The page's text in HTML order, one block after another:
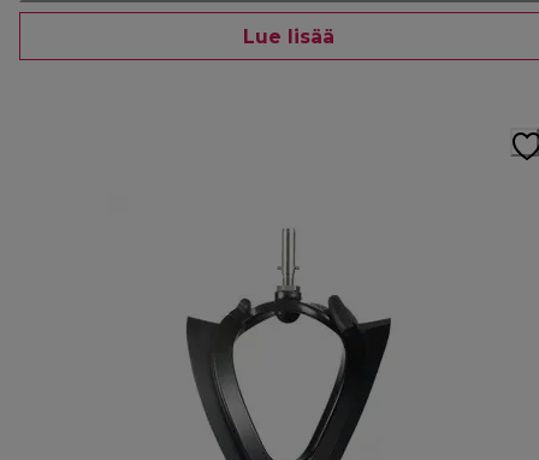
Lue lisää